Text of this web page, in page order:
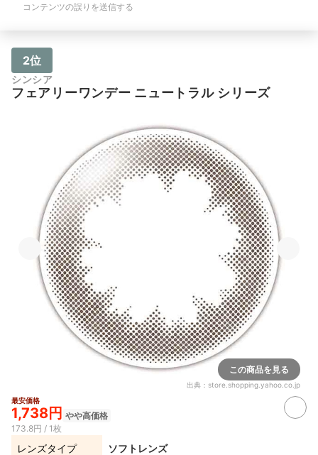
コンテンツの誤りを送信する
2位
シンシア
フェアリーワンデー ニュートラル シリーズ
この商品を見る
出典： store.shopping.yahoo.co.jp
最安価格
1,738円 やや高価格
173.8円 / 1枚
レンズタイプ ソフトレンズ